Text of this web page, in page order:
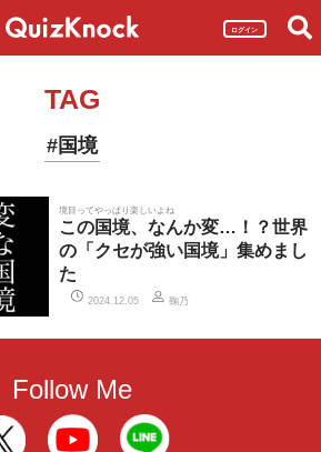
ログイン
TAG
#国境
境目ってやっぱり楽しいよね
この国境、なんか変…！？世界
の「クセが強い国境」集めまし
た
2024.12.05 鞠乃
Follow Me